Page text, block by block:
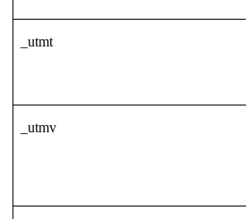
_utmt
_utmv